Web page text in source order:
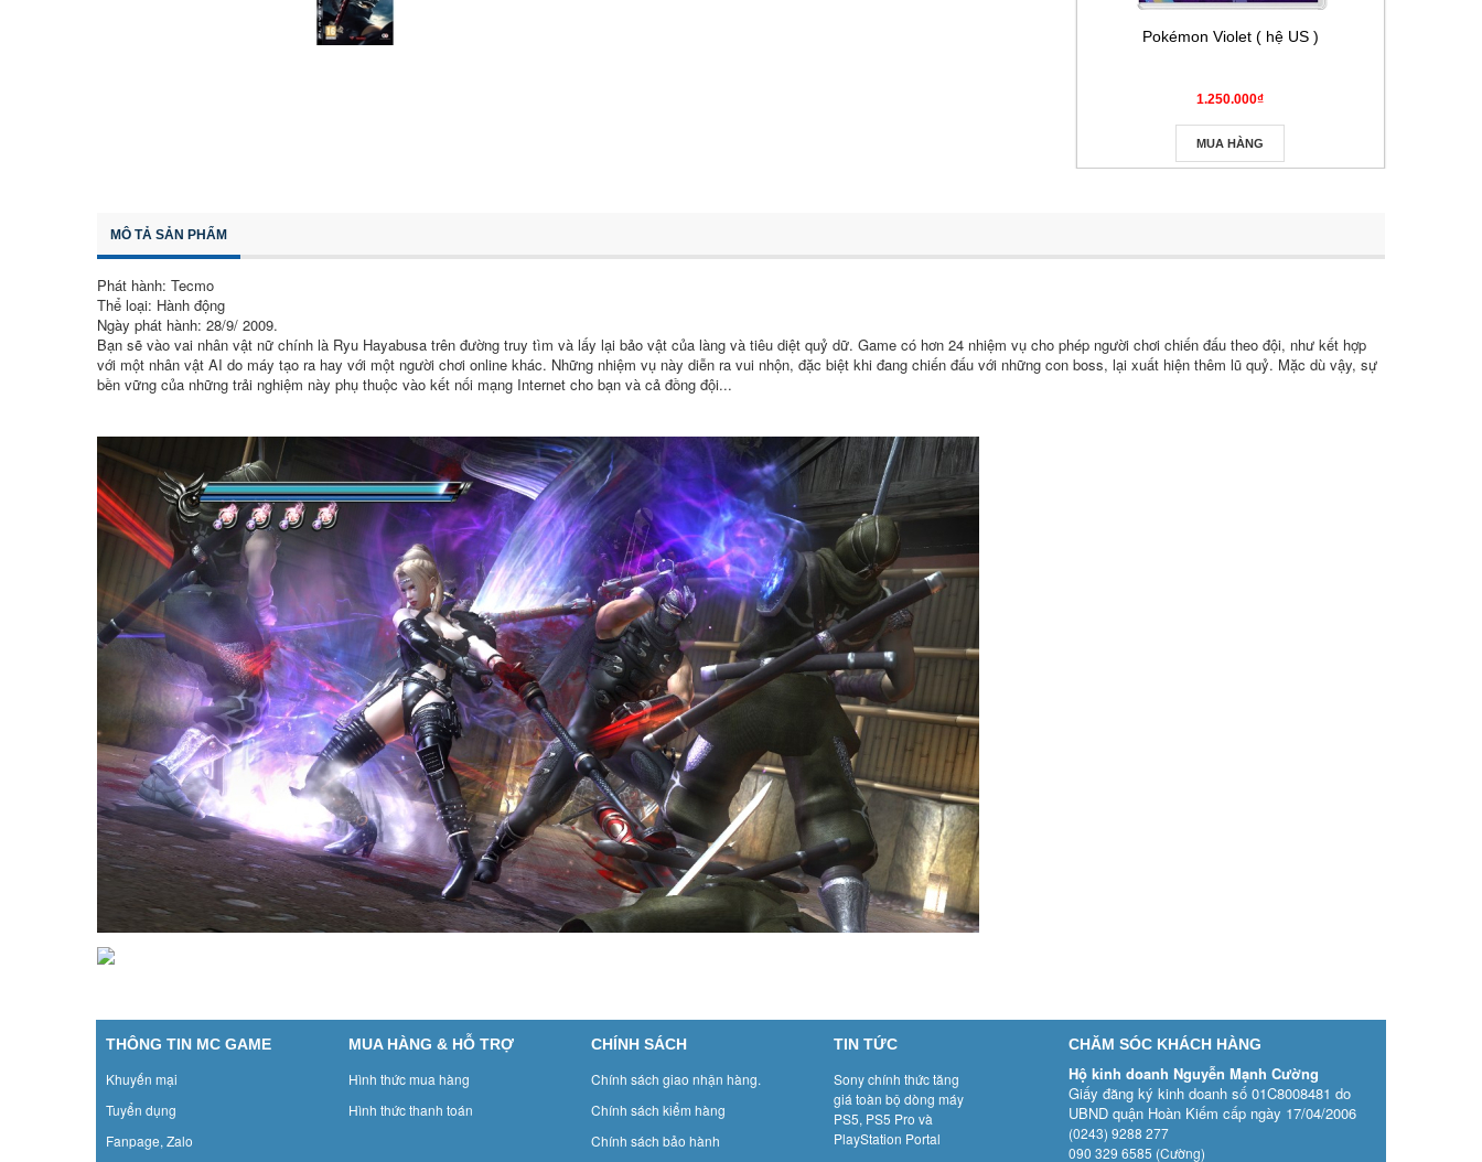
Pokémon Violet ( hệ US )
1.250.000₫
MUA HÀNG
MÔ TẢ SẢN PHẨM
Phát hành: Tecmo
Thể loại: Hành động
Ngày phát hành: 28/9/ 2009.
Bạn sẽ vào vai nhân vật nữ chính là Ryu Hayabusa trên đường truy tìm và lấy lại bảo vật của làng và tiêu diệt quỷ dữ. Game có hơn 24 nhiệm vụ cho phép người chơi chiến đấu theo đội, như kết hợp
với một nhân vật AI do máy tạo ra hay với một người chơi online khác. Những nhiệm vụ này diễn ra vui nhộn, đặc biệt khi đang chiến đấu với những con boss, lại xuất hiện thêm lũ quỷ. Mặc dù vậy, sự
bền vững của những trải nghiệm này phụ thuộc vào kết nối mạng Internet cho bạn và cả đồng đội...
THÔNG TIN MC GAME
Khuyến mại
Tuyển dụng
Fanpage, Zalo
MUA HÀNG & HỖ TRỢ
Hình thức mua hàng
Hình thức thanh toán
CHÍNH SÁCH
Chính sách giao nhận hàng.
Chính sách kiểm hàng
Chính sách bảo hành
TIN TỨC
Sony chính thức tăng
giá toàn bộ dòng máy
PS5, PS5 Pro và
PlayStation Portal
CHĂM SÓC KHÁCH HÀNG
Hộ kinh doanh Nguyễn Mạnh Cường
Giấy đăng ký kinh doanh số 01C8008481 do
UBND quận Hoàn Kiếm cấp ngày 17/04/2006
(0243) 9288 277
090 329 6585 (Cường)